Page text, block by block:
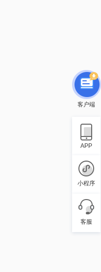
客户端
APP
小程序
客服